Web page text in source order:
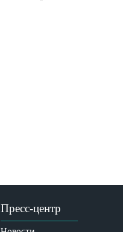
Пресс-центр
Новости